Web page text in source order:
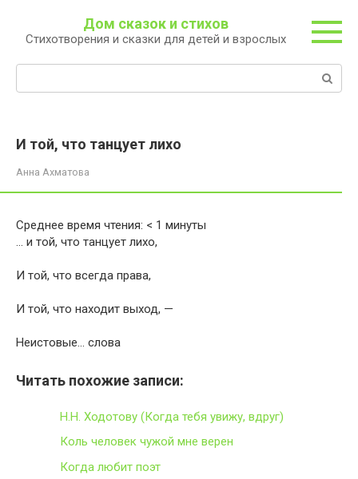
контенту
Дом сказок и стихов
Стихотворения и сказки для детей и взрослых
И той, что танцует лихо
Анна Ахматова
Среднее время чтения: < 1 минуты
… и той, что танцует лихо,
И той, что всегда права,
И той, что находит выход, —
Неистовые… слова
Читать похожие записи:
Н.Н. Ходотову (Когда тебя увижу, вдруг)
Коль человек чужой мне верен
Когда любит поэт